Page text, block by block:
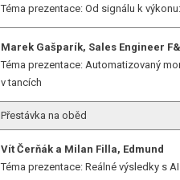
Téma prezentace: Od signálu k
Marek Gašparík, Sales Engineer
Téma prezentace: Automatizovaný
v tancích
Přestávka na oběd
Vít Čerňák a Milan Filla, Edmund
Téma prezentace: Reálné výsledky s